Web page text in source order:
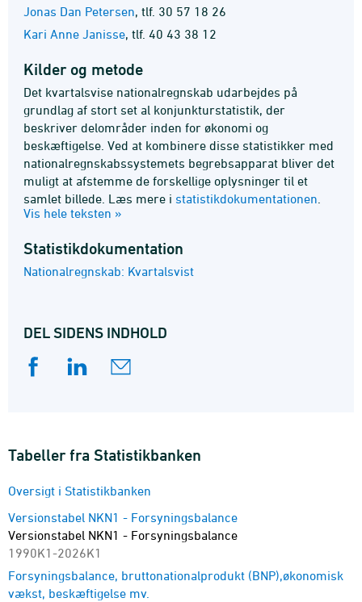
Jonas Dan Petersen, tlf. 30 57 18 26
Kari Anne Janisse, tlf. 40 43 38 12
Kilder og metode
Det kvartalsvise nationalregnskab udarbejdes på
grundlag af stort set al konjunkturstatistik, der
beskriver delområder inden for økonomi og
beskæftigelse. Ved at kombinere disse statistikker med
nationalregnskabssystemets begrebsapparat bliver det
muligt at afstemme de forskellige oplysninger til et
samlet billede. Læs mere i statistikdokumentationen
Læs også en uddybende dokumentation af kilder og
Vis hele teksten »
Statistik­dokumentation
Nationalregnskab: Kvartalsvist
DEL SIDENS INDHOLD
Tabeller fra Statistikbanken
Oversigt i Statistikbanken
Versionstabel NKN1 - Forsyningsbalance
Versionstabel NKN1 - Forsyningsbalance
1990K1-2026K1
Forsyningsbalance, bruttonationalprodukt (BNP),økonomisk
vækst, beskæftigelse mv.